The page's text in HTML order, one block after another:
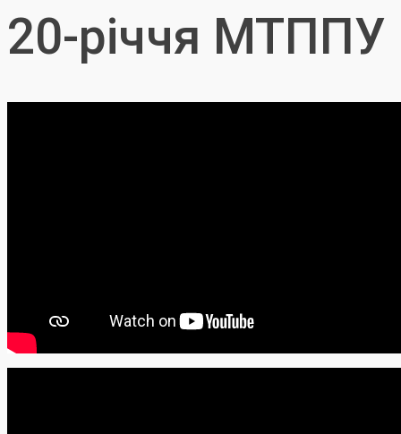
20-річчя МТППУ